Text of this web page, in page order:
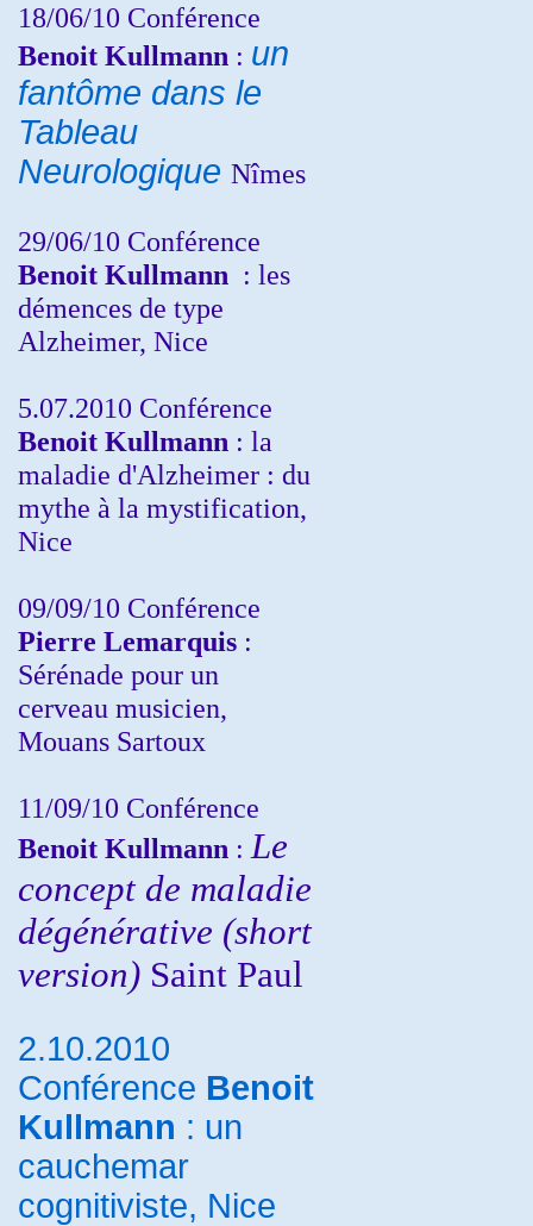
18/06/10 Conférence
Benoit Kullmann : un
fantôme dans le
Tableau
Neurologique Nîmes
29/06/10 Conférence
Benoit Kullmann : les
démences de type
Alzheimer, Nice
5.07.2010 Conférence
Benoit Kullmann : la
maladie d'Alzheimer : du
mythe à la mystification,
Nice
09/09/10 Conférence
Pierre Lemarquis :
Sérénade pour un
cerveau musicien,
Mouans Sartoux
11/09/10 Conférence
Benoit Kullmann : Le
concept de maladie
dégénérative (short
version) Saint Paul
2.10.2010
Conférence Benoit
Kullmann : un
cauchemar
cognitiviste, Nice